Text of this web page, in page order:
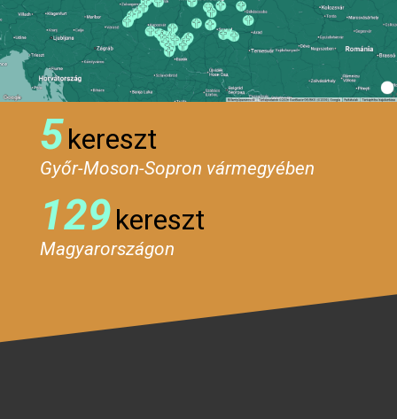
5kereszt
Győr-Moson-Sopron vármegyében
129kereszt
Magyarországon